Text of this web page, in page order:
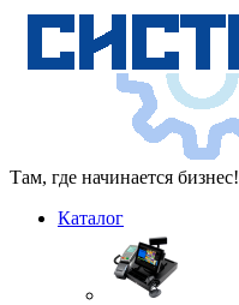
Там, где начинается бизнес!
Каталог